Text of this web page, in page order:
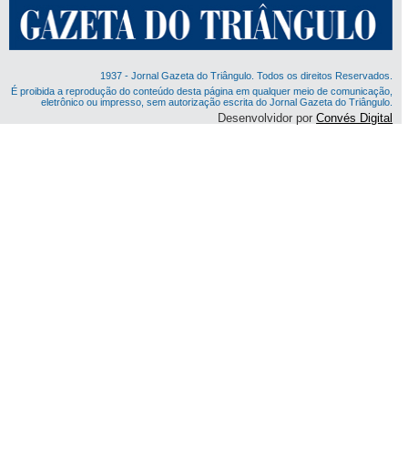
1937 - Jornal Gazeta do Triângulo. Todos os direitos Reservados.
É proibida a reprodução do conteúdo desta página em qualquer meio de comunicação,
eletrônico ou impresso, sem autorização escrita do Jornal Gazeta do Triângulo.
Desenvolvidor porConvés Digital